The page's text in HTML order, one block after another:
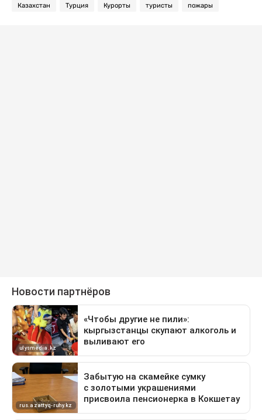
Казахстан Турция Курорты туристы пожары